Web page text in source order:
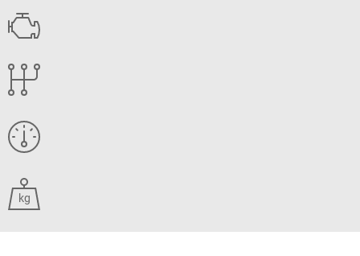
kg